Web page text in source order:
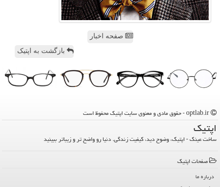
صفحه اخبار
بازگشت به اپتیک
اپتیك
ساخت عینک - اپتیک، وضوح دید، کیفیت زندگی. دنیا رو واضح تر و زیباتر ببینید
صفحات اپتیك
درباره ما